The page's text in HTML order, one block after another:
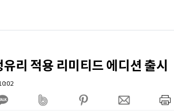
리 적용 리미티드 에디션 출시